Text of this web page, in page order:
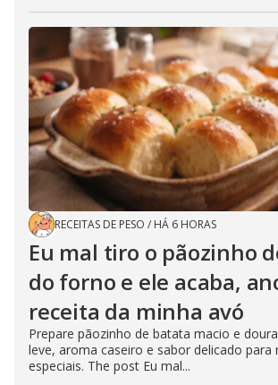
RECEITAS DE PESO / HÁ 6 HORAS
Eu mal tiro o pãozinho
do forno e ele acaba,
receita da minha avó
Prepare pãozinho de batata macio e
leve, aroma caseiro e sabor delicado para
especiais. The post Eu mal...